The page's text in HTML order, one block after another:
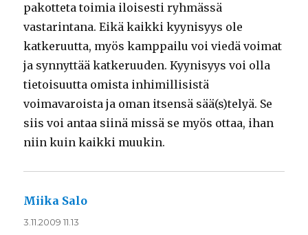
pakotteta toimia iloisesti ryhmässä
vastarintana. Eikä kaikki kyynisyys ole
katkeruutta, myös kamppailu voi viedä voimat
ja synnyttää katkeruuden. Kyynisyys voi olla
tietoisuutta omista inhimillisistä
voimavaroista ja oman itsensä sää(s)telyä. Se
siis voi antaa siinä missä se myös ottaa, ihan
niin kuin kaikki muukin.
Miika Salo
3.11.2009 11.13